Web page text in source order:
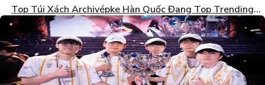
Top Túi Xách Archivépke Hàn Quốc Đang Top Trending
2026